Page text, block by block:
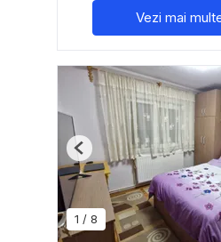
Vezi mai
1 / 8
Previous